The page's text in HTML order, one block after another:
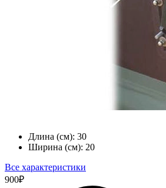
Длина (см): 30
Ширина (см): 20
Все характеристики
900₽